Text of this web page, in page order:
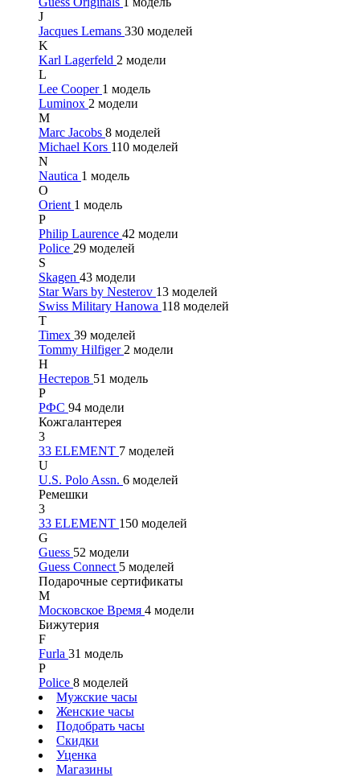
J
Jacques Lemans 330 моделей
K
Karl Lagerfeld 2 модели
L
Lee Cooper 1 модель
Luminox 2 модели
M
Marc Jacobs 8 моделей
Michael Kors 110 моделей
N
Nautica 1 модель
O
Orient 1 модель
P
Philip Laurence 42 модели
Police 29 моделей
S
Skagen 43 модели
Star Wars by Nesterov 13 моделей
Swiss Military Hanowa 118 моделей
T
Timex 39 моделей
Tommy Hilfiger 2 модели
Н
Нестеров 51 модель
Р
РФС 94 модели
Кожгалантерея
3
33 ELEMENT 7 моделей
U
U.S. Polo Assn. 6 моделей
Ремешки
3
33 ELEMENT 150 моделей
G
Guess 52 модели
Guess Connect 5 моделей
Подарочные сертификаты
М
Московское Время 4 модели
Бижутерия
F
Furla 31 модель
P
Police 8 моделей
Мужские часы
Женские часы
Подобрать часы
Скидки
Уценка
Магазины